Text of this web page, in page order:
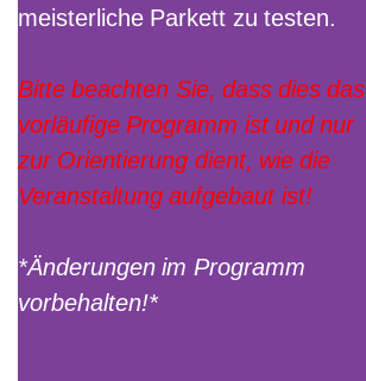
meisterliche Parkett zu testen.
Bitte beachten Sie, dass dies das
vorläufige Programm ist und nur
zur Orientierung dient, wie die
Veranstaltung aufgebaut ist!
*Änderungen im Programm
vorbehalten!*